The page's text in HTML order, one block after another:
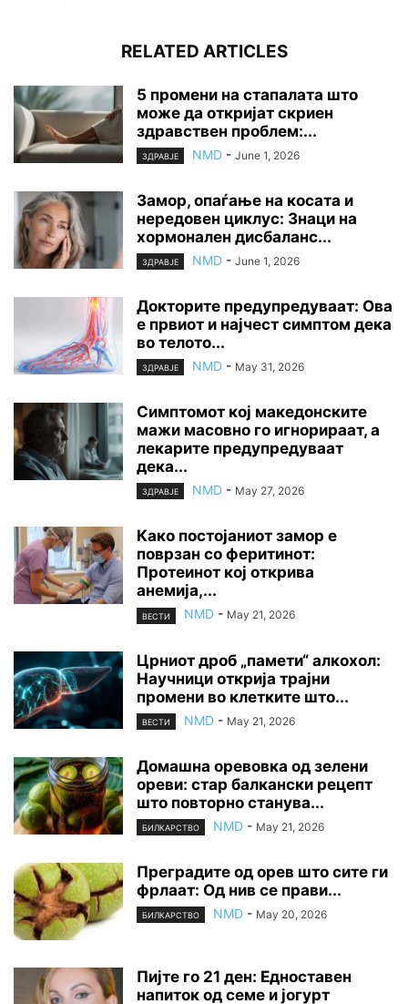
RELATED ARTICLES
5 промени на стапалата што
може да откријат скриен
здравствен проблем:...
ЗДРАВЈЕ NMD - June 1, 2026
Замор, опаѓање на косата и
нередовен циклус: Знаци на
хормонален дисбаланс...
ЗДРАВЈЕ NMD - June 1, 2026
Докторите предупредуваат: Ова
е првиот и најчест симптом дека
во телото...
ЗДРАВЈЕ NMD - May 31, 2026
Симптомот кој македонските
мажи масовно го игнорираат, а
лекарите предупредуваат
дека...
ЗДРАВЈЕ NMD - May 27, 2026
Како постојаниот замор е
поврзан со феритинот:
Протеинот кој открива
анемија,...
ВЕСТИ NMD - May 21, 2026
Црниот дроб „памети“ алкохол:
Научници открија трајни
промени во клетките што...
ВЕСТИ NMD - May 21, 2026
Домашна оревовка од зелени
ореви: стар балкански рецепт
што повторно станува...
БИЛКАРСТВО NMD - May 21, 2026
Преградите од орев што сите ги
фрлаат: Од нив се прави...
БИЛКАРСТВО NMD - May 20, 2026
Пијте го 21 ден: Едноставен
напиток од семе и јогурт